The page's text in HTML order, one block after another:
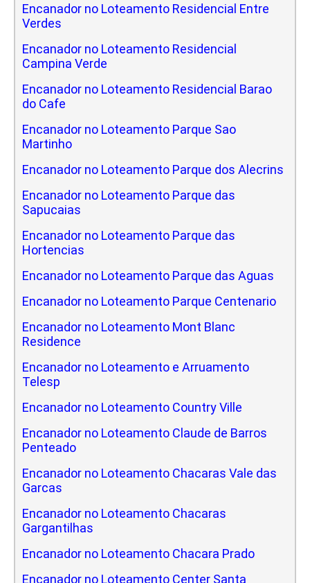
Encanador no Loteamento Residencial Entre
Verdes
Encanador no Loteamento Residencial
Campina Verde
Encanador no Loteamento Residencial Barao
do Cafe
Encanador no Loteamento Parque Sao
Martinho
Encanador no Loteamento Parque dos Alecrins
Encanador no Loteamento Parque das
Sapucaias
Encanador no Loteamento Parque das
Hortencias
Encanador no Loteamento Parque das Aguas
Encanador no Loteamento Parque Centenario
Encanador no Loteamento Mont Blanc
Residence
Encanador no Loteamento e Arruamento
Telesp
Encanador no Loteamento Country Ville
Encanador no Loteamento Claude de Barros
Penteado
Encanador no Loteamento Chacaras Vale das
Garcas
Encanador no Loteamento Chacaras
Gargantilhas
Encanador no Loteamento Chacara Prado
Encanador no Loteamento Center Santa